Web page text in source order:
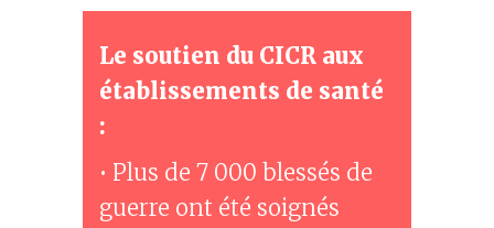
Le soutien du CICR aux
établissements de santé
:
• Plus de 7 000 blessés de
guerre ont été soignés